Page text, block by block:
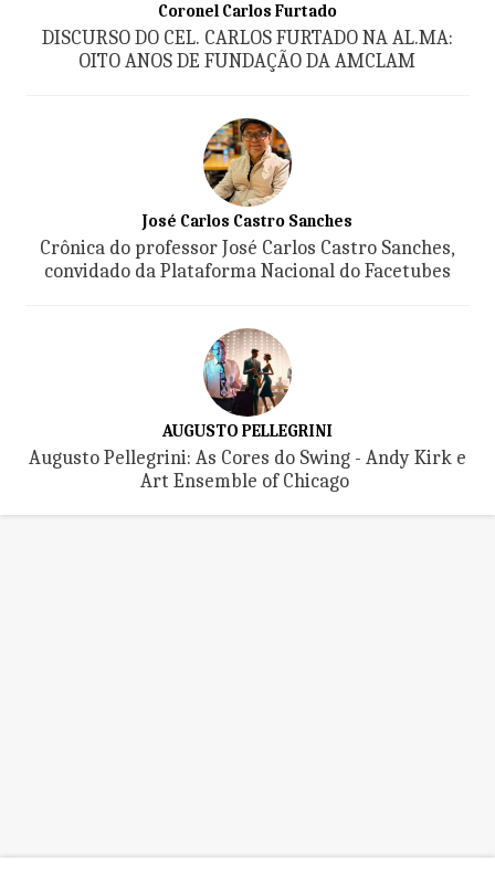
Coronel Carlos Furtado
DISCURSO DO CEL. CARLOS FURTADO NA AL.MA:
OITO ANOS DE FUNDAÇÃO DA AMCLAM
José Carlos Castro Sanches
Crônica do professor José Carlos Castro Sanches,
convidado da Plataforma Nacional do Facetubes
AUGUSTO PELLEGRINI
Augusto Pellegrini: As Cores do Swing - Andy Kirk e
Art Ensemble of Chicago